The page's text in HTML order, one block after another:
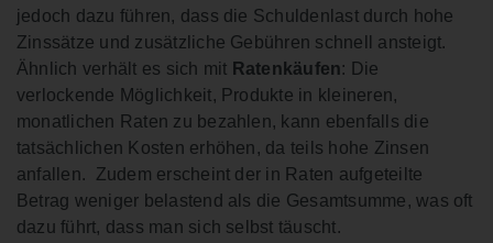
jedoch dazu führen, dass die Schuldenlast durch hohe
Zinssätze und zusätzliche Gebühren schnell ansteigt.
Ähnlich verhält es sich mit Ratenkäufen: Die
verlockende Möglichkeit, Produkte in kleineren,
monatlichen Raten zu bezahlen, kann ebenfalls die
tatsächlichen Kosten erhöhen, da teils hohe Zinsen
anfallen. Zudem erscheint der in Raten aufgeteilte
Betrag weniger belastend als die Gesamtsumme, was oft
dazu führt, dass man sich selbst täuscht.